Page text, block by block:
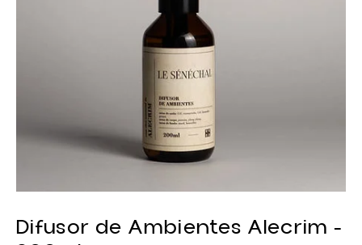
Difusor de Ambientes Alecrim -